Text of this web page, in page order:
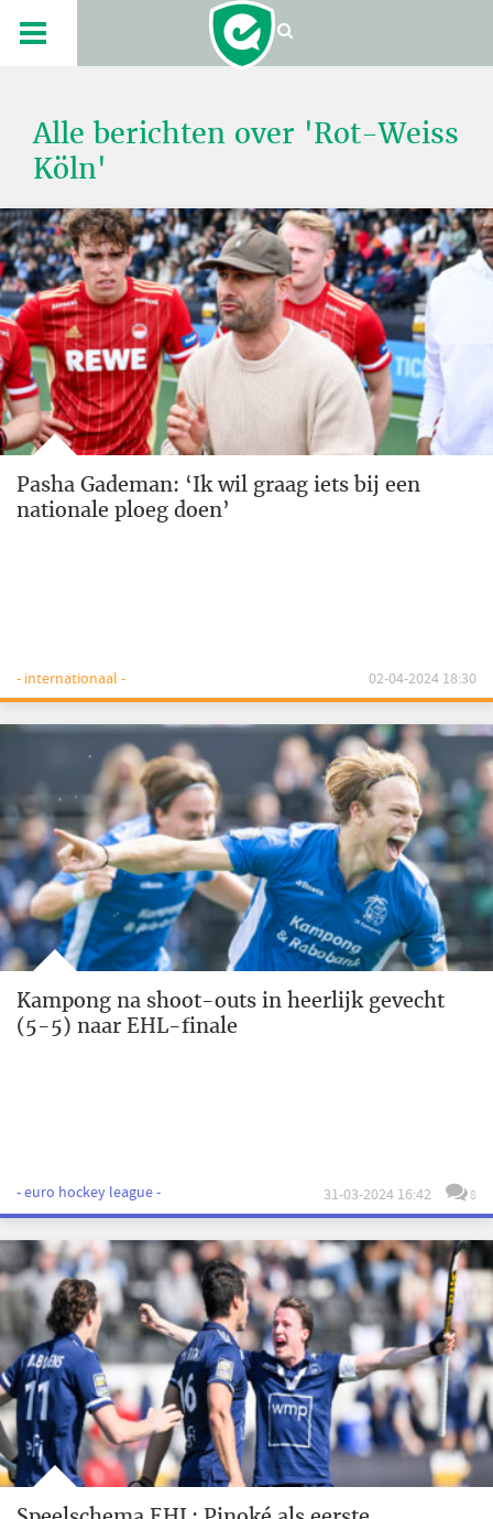
Alle berichten over 'Rot-Weiss
Köln'
Pasha Gademan: ‘Ik wil graag iets bij een
nationale ploeg doen’
- internationaal - 02-04-2024 18:30
Kampong na shoot-outs in heerlijk gevecht
(5-5) naar EHL-finale
- euro hockey league - 31-03-2024 16:42 8